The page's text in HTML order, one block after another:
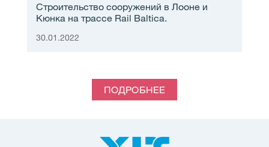
Строительство сооружений в Лооне и
Кюнка на трассе Rail Baltica.
30.01.2022
ПОДРОБНЕЕ